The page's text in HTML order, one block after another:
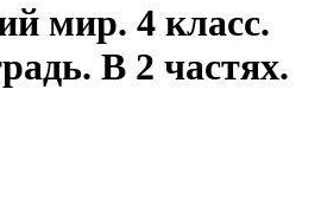
мир. 4 класс.
В 2 частях.